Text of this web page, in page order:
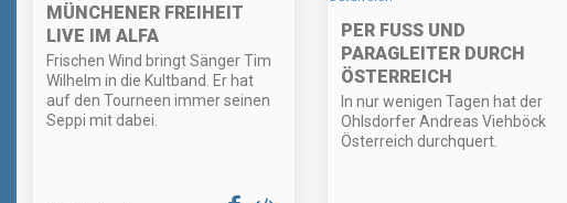
MÜNCHENER FREIHEIT
LIVE IM ALFA
Frischen Wind bringt Sänger Tim
Wilhelm in die Kultband. Er hat
auf den Tourneen immer seinen
Seppi mit dabei.
PER FUSS UND P
ARAGLEITER DURCH Ö
STERREICH
In nur wenigen Tagen hat der
Ohlsdorfer Andreas Viehböck
Österreich durchquert.